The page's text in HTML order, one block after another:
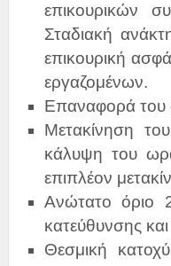
επικουρικών
Σταδιακή
επικουρική
εργαζομένων.
Επαναφορά του
Μετακίνηση
κάλυψη του
επιπλέον
Ανώτατο όριο
κατεύθυνσης
Θεσμική